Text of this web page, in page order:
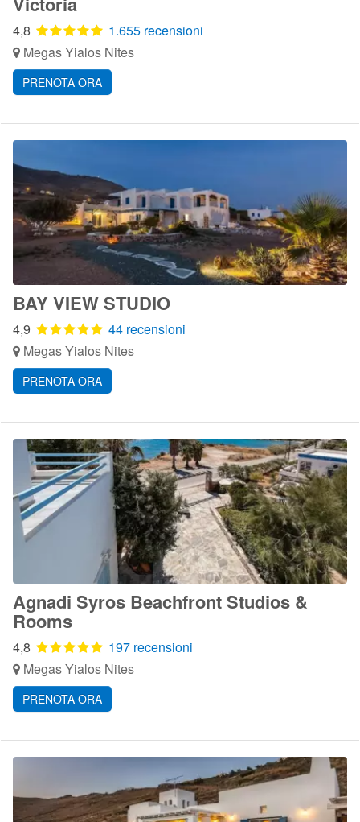
4,8
1.655 recensioni
Megas Yialos Nites
PRENOTA ORA
BAY VIEW STUDIO
4,9
44 recensioni
Megas Yialos Nites
PRENOTA ORA
Agnadi Syros Beachfront Studios &
Rooms
4,8
197 recensioni
Megas Yialos Nites
PRENOTA ORA